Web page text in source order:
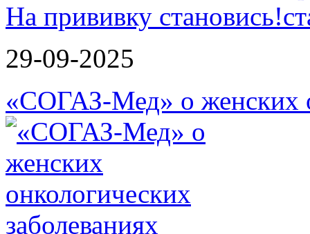
На прививку становись!
29-09-2025
«СОГАЗ-Мед» о женских